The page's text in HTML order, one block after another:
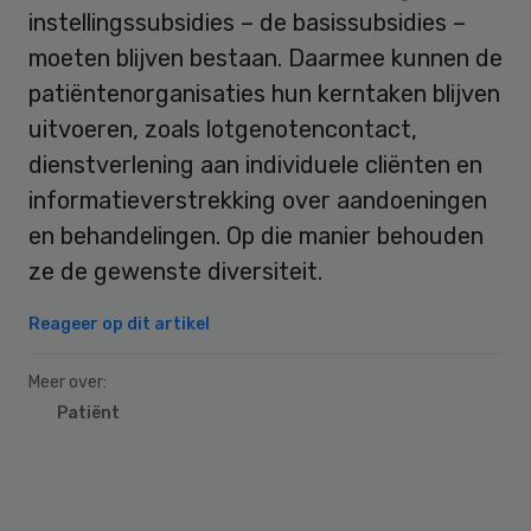
instellingssubsidies – de basissubsidies –
moeten blijven bestaan. Daarmee kunnen de
patiëntenorganisaties hun kerntaken blijven
uitvoeren, zoals lotgenotencontact,
dienstverlening aan individuele cliënten en
informatieverstrekking over aandoeningen
en behandelingen. Op die manier behouden
ze de gewenste diversiteit.
Reageer op dit artikel
Meer over:
Patiënt